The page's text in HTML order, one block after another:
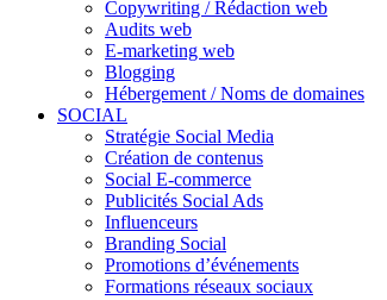
Copywriting / Rédaction web
Audits web
E-marketing web
Blogging
Hébergement / Noms de domaines
SOCIAL
Stratégie Social Media
Création de contenus
Social E-commerce
Publicités Social Ads
Influenceurs
Branding Social
Promotions d’événements
Formations réseaux sociaux